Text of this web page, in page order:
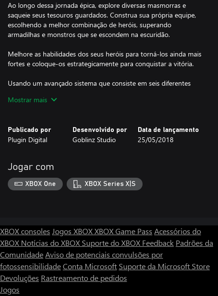
Ao longo dessa jornada épica, explore diversas masmorras e
saqueie seus tesouros guardados. Construa sua própria equipe,
escolhendo a melhor combinação de heróis, superando
armadilhas e monstros que se escondem na escuridão.
Melhore as habilidades dos seus heróis para torná-los ainda mais
fortes e coloque-os estrategicamente para conquistar a vitória.
Usando um avançado sistema que consiste em seis diferentes
durante a sua jornada.
Heróico, onde apenas os corajosos conseguiram chegar ao
tesouro!
Características:
- Campanha repleta de humor, com vários ambientes gráficos e
som
- Sistema de exploração interativa
habilidades, posições de luta, etc)
- Seleção de magias utilizáveis (explorar, curar, esquivar,
desabilitar armadilhas, revelar os monstros)
- Sistema de construção com muitos itens para desbloquear
- Grandes possibilidades de jogar o modo heróico cada vez que
voltar a mesma masmorra
- Trilha sonora épica adaptada
Mostrar mais
Publicado por
Plugin Digital
Desenvolvido por
Goblinz Studio
Data de lançamento
25/05/2018
Jogar com
XBOX One XBOX Series X|S
XBOX consoles Jogos XBOXXBOX Game Pass Acessórios do
XBOX Notícias do XBOX Suporte do XBOX Feedback Padrões da
ComunidadeAviso de potenciais convulsões por
fotossensibilidadeConta Microsoft Suporte da Microsoft Store
Devoluções Rastreamento de pedidos
Jogos